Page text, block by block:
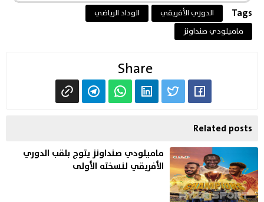
Tags الدوري الأفريقي
الوداد الرياضي
ماميلودي صنداونز
Share
Related posts
ماميلودي صنداونز يتوج بلقب الدوري
الأفريقي لنسخته الأولى